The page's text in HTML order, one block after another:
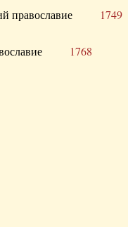
православие 1749
1768